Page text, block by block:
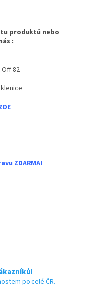
produktů nebo
:
82
ZDARMA!
po celé ČR.